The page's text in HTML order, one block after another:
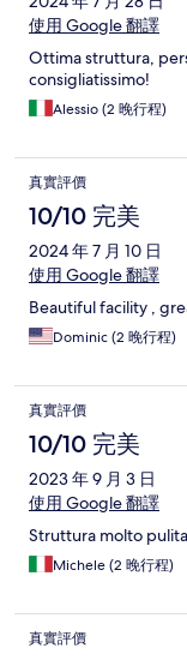
使用 Google 翻譯
Ottima struttura,
consigliatissimo!
Alessio (2 晚行程)
真實評價
10/10 完美
2024 年 7 月 10 日
使用 Google 翻譯
Beautiful facility ,
Dominic (2 晚行程)
真實評價
10/10 完美
2023 年 9 月 3 日
使用 Google 翻譯
Struttura molto
Michele (2 晚行程)
真實評價